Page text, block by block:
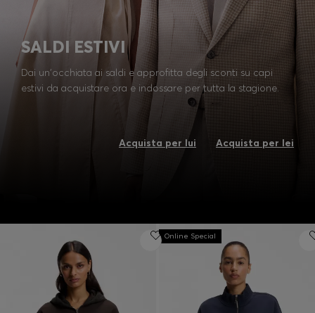
SALDI ESTIVI
Dai un'occhiata ai saldi e approfitta degli sconti su capi
estivi da acquistare ora e indossare per tutta la stagione.
Acquista per lui Acquista per lei
Online Special